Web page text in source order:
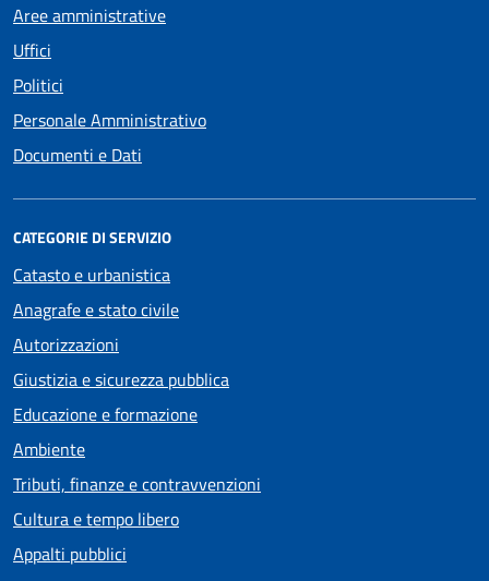
Aree amministrative
Uffici
Politici
Personale Amministrativo
Documenti e Dati
CATEGORIE DI SERVIZIO
Catasto e urbanistica
Anagrafe e stato civile
Autorizzazioni
Giustizia e sicurezza pubblica
Educazione e formazione
Ambiente
Tributi, finanze e contravvenzioni
Cultura e tempo libero
Appalti pubblici